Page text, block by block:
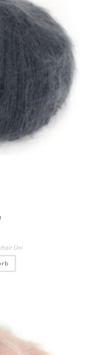
Uni